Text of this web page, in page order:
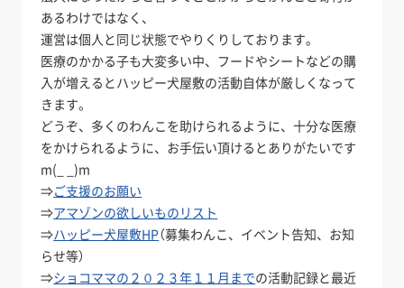
あるわけではなく、
運営は個人と同じ状態でやりくりしております。
医療のかかる子も大変多い中、フードやシートなどの購
入が増えるとハッピー犬屋敷の活動自体が厳しくなって
きます。
どうぞ、多くのわんこを助けられるように、十分な医療
をかけられるように、お手伝い頂けるとありがたいです
m(_ _)m
⇒ご支援のお願い
⇒アマゾンの欲しいものリスト
⇒ハッピー犬屋敷HP（募集わんこ、イベント告知、お知
らせ等）
⇒ショコママの２０２３年１１月までの活動記録と最近